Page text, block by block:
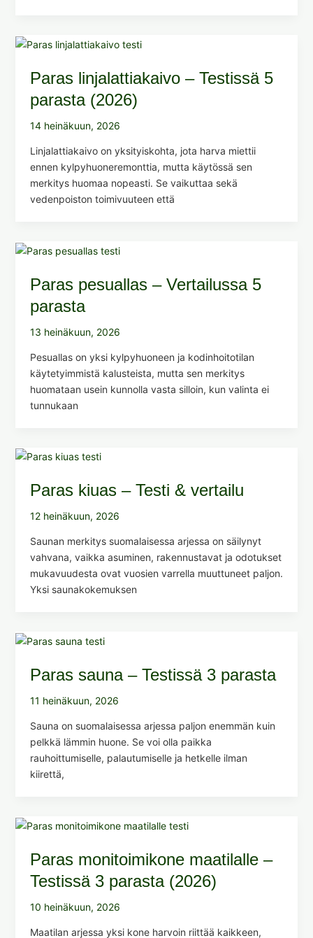
Paras linjalattiakaivo – Testissä 5
parasta (2026)
14 heinäkuun, 2026
Linjalattiakaivo on yksityiskohta, jota harva miettii
ennen kylpyhuoneremonttia, mutta käytössä sen
merkitys huomaa nopeasti. Se vaikuttaa sekä
vedenpoiston toimivuuteen että
Paras pesuallas – Vertailussa 5
parasta
13 heinäkuun, 2026
Pesuallas on yksi kylpyhuoneen ja kodinhoitotilan
käytetyimmistä kalusteista, mutta sen merkitys
huomataan usein kunnolla vasta silloin, kun valinta ei
tunnukaan
Paras kiuas – Testi & vertailu
12 heinäkuun, 2026
Saunan merkitys suomalaisessa arjessa on säilynyt
vahvana, vaikka asuminen, rakennustavat ja odotukset
mukavuudesta ovat vuosien varrella muuttuneet paljon.
Yksi saunakokemuksen
Paras sauna – Testissä 3 parasta
11 heinäkuun, 2026
Sauna on suomalaisessa arjessa paljon enemmän kuin
pelkkä lämmin huone. Se voi olla paikka
rauhoittumiselle, palautumiselle ja hetkelle ilman
kiirettä,
Paras monitoimikone maatilalle –
Testissä 3 parasta (2026)
10 heinäkuun, 2026
Maatilan arjessa yksi kone harvoin riittää kaikkeen,